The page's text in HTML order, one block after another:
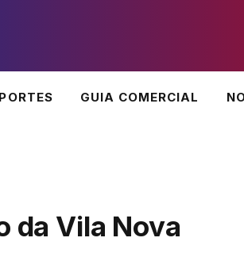
GUIA COMERCIAL
da Vila Nova